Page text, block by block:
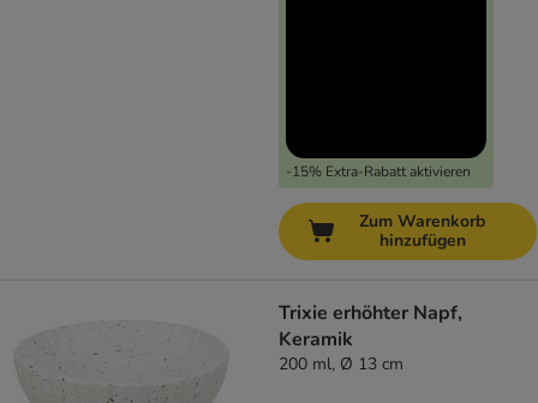
-15% Extra-Rabatt aktivieren
Zum Warenkorb
hinzufügen
Trixie erhöhter Napf,
Keramik
200 ml, Ø 13 cm